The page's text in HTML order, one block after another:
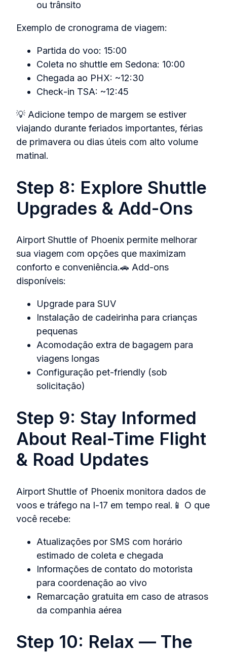
ou trânsito
Exemplo de cronograma de viagem:
Partida do voo: 15:00
Coleta no shuttle em Sedona: 10:00
Chegada ao PHX: ~12:30
Check‑in TSA: ~12:45
💡 Adicione tempo de margem se estiver
viajando durante feriados importantes, férias
de primavera ou dias úteis com alto volume
matinal.
Step 8: Explore Shuttle
Upgrades & Add-Ons
Airport Shuttle of Phoenix permite melhorar
sua viagem com opções que maximizam
conforto e conveniência.🚗 Add-ons
disponíveis:
Upgrade para SUV
Instalação de cadeirinha para crianças
pequenas
Acomodação extra de bagagem para
viagens longas
Configuração pet‑friendly (sob
solicitação)
Step 9: Stay Informed
About Real-Time Flight
& Road Updates
Airport Shuttle of Phoenix monitora dados de
voos e tráfego na I‑17 em tempo real.📱 O que
você recebe:
Atualizações por SMS com horário
estimado de coleta e chegada
Informações de contato do motorista
para coordenação ao vivo
Remarcação gratuita em caso de atrasos
da companhia aérea
Step 10: Relax — The